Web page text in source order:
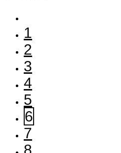
1
2
3
4
5
6
7
8